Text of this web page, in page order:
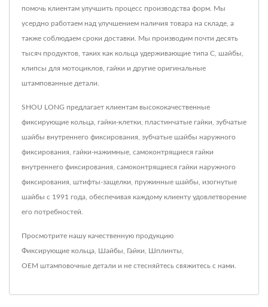
помочь клиентам улучшить процесс производства форм. Мы
усердно работаем над улучшением наличия товара на складе, а
также соблюдаем сроки доставки. Мы производим почти десять
тысяч продуктов, таких как кольца удерживающие типа C, шайбы,
клипсы для мотоциклов, гайки и другие оригинальные
штампованные детали.
SHOU LONG предлагает клиентам высококачественные
фиксирующие кольца, гайки-клетки, пластинчатые гайки, зубчатые
шайбы внутреннего фиксирования, зубчатые шайбы наружного
фиксирования, гайки-нажимные, самоконтрящиеся гайки
внутреннего фиксирования, самоконтрящиеся гайки наружного
фиксирования, штифты-защелки, пружинные шайбы, изогнутые
шайбы с 1991 года, обеспечивая каждому клиенту удовлетворение
его потребностей.
Просмотрите нашу качественную продукцию
Фиксирующие кольца Шайбы Гайки Шплинты
ОЕМ штамповочные детали и не стесняйтесь свяжитесь с нами